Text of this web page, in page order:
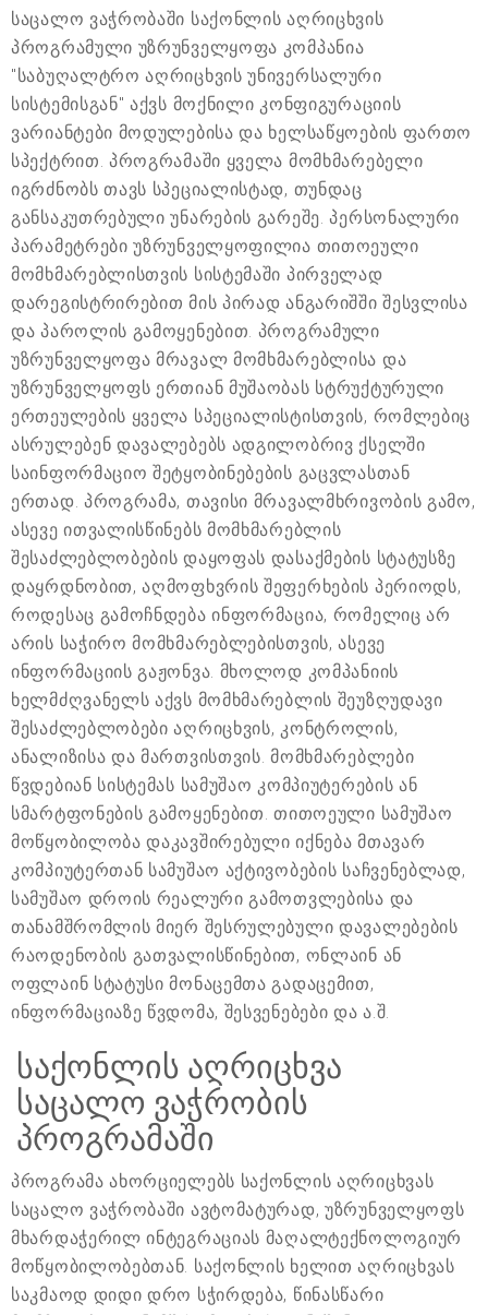
საცალო ვაჭრობაში საქონლის აღრიცხვის
პროგრამული უზრუნველყოფა კომპანია
"საბუღალტრო აღრიცხვის უნივერსალური
სისტემისგან" აქვს მოქნილი კონფიგურაციის
ვარიანტები მოდულებისა და ხელსაწყოების ფართო
სპექტრით. პროგრამაში ყველა მომხმარებელი
იგრძნობს თავს სპეციალისტად, თუნდაც
განსაკუთრებული უნარების გარეშე. პერსონალური
პარამეტრები უზრუნველყოფილია თითოეული
მომხმარებლისთვის სისტემაში პირველად
დარეგისტრირებით მის პირად ანგარიშში შესვლისა
და პაროლის გამოყენებით. პროგრამული
უზრუნველყოფა მრავალ მომხმარებლისა და
უზრუნველყოფს ერთიან მუშაობას სტრუქტურული
ერთეულების ყველა სპეციალისტისთვის, რომლებიც
ასრულებენ დავალებებს ადგილობრივ ქსელში
საინფორმაციო შეტყობინებების გაცვლასთან
ერთად. პროგრამა, თავისი მრავალმხრივობის გამო,
ასევე ითვალისწინებს მომხმარებლის
შესაძლებლობების დაყოფას დასაქმების სტატუსზე
დაყრდნობით, აღმოფხვრის შეფერხების პერიოდს,
როდესაც გამოჩნდება ინფორმაცია, რომელიც არ
არის საჭირო მომხმარებლებისთვის, ასევე
ინფორმაციის გაჟონვა. მხოლოდ კომპანიის
ხელმძღვანელს აქვს მომხმარებლის შეუზღუდავი
შესაძლებლობები აღრიცხვის, კონტროლის,
ანალიზისა და მართვისთვის. მომხმარებლები
წვდებიან სისტემას სამუშაო კომპიუტერების ან
სმარტფონების გამოყენებით. თითოეული სამუშაო
მოწყობილობა დაკავშირებული იქნება მთავარ
კომპიუტერთან სამუშაო აქტივობების საჩვენებლად,
სამუშაო დროის რეალური გამოთვლებისა და
თანამშრომლის მიერ შესრულებული დავალებების
რაოდენობის გათვალისწინებით, ონლაინ ან
ოფლაინ სტატუსი მონაცემთა გადაცემით,
ინფორმაციაზე წვდომა, შესვენებები და ა.შ.
საქონლის აღრიცხვა
საცალო ვაჭრობის
პროგრამაში
პროგრამა ახორციელებს საქონლის აღრიცხვას
საცალო ვაჭრობაში ავტომატურად, უზრუნველყოფს
მხარდაჭერილ ინტეგრაციას მაღალტექნოლოგიურ
მოწყობილობებთან. საქონლის ხელით აღრიცხვას
საკმაოდ დიდი დრო სჭირდება, წინასწარი